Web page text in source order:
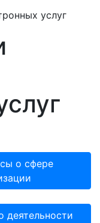
услуг
о сфере
деятельности